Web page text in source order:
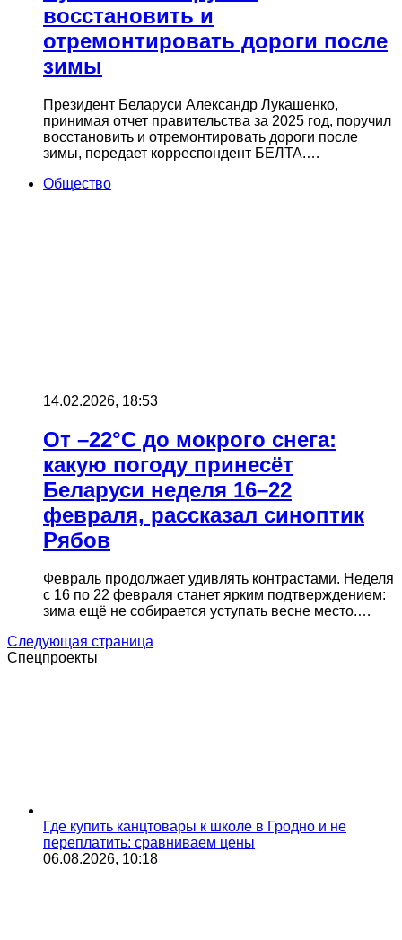
восстановить и
отремонтировать дороги после
зимы
Президент Беларуси Александр Лукашенко,
принимая отчет правительства за 2025 год, поручил
восстановить и отремонтировать дороги после
зимы, передает корреспондент БЕЛТА.…
Общество
14.02.2026, 18:53
От –22°C до мокрого снега:
какую погоду принесёт
Беларуси неделя 16–22
февраля, рассказал синоптик
Рябов
Февраль продолжает удивлять контрастами. Неделя
с 16 по 22 февраля станет ярким подтверждением:
зима ещё не собирается уступать весне место.…
Следующая страница
Спецпроекты
Где купить канцтовары к школе в Гродно и не
переплатить: сравниваем цены
06.08.2026, 10:18